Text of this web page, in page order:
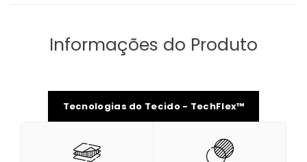
Informações do Produto
Tecnologias do Tecido - TechFlex™